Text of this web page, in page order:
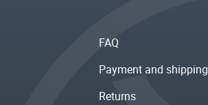
FAQ
Payment and shipping
Returns